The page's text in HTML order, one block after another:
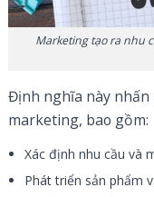
Marketing tạo ra nhu
Định nghĩa này nhấn
marketing, bao gồm:
Xác định nhu cầu và
Phát triển sản phẩm